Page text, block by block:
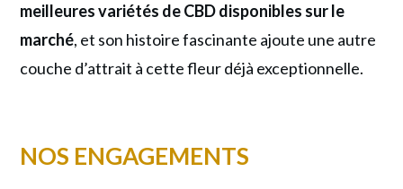
meilleures variétés de CBD disponibles sur le
marché, et son histoire fascinante ajoute une autre
couche d’attrait à cette fleur déjà exceptionnelle.
NOS ENGAGEMENTS